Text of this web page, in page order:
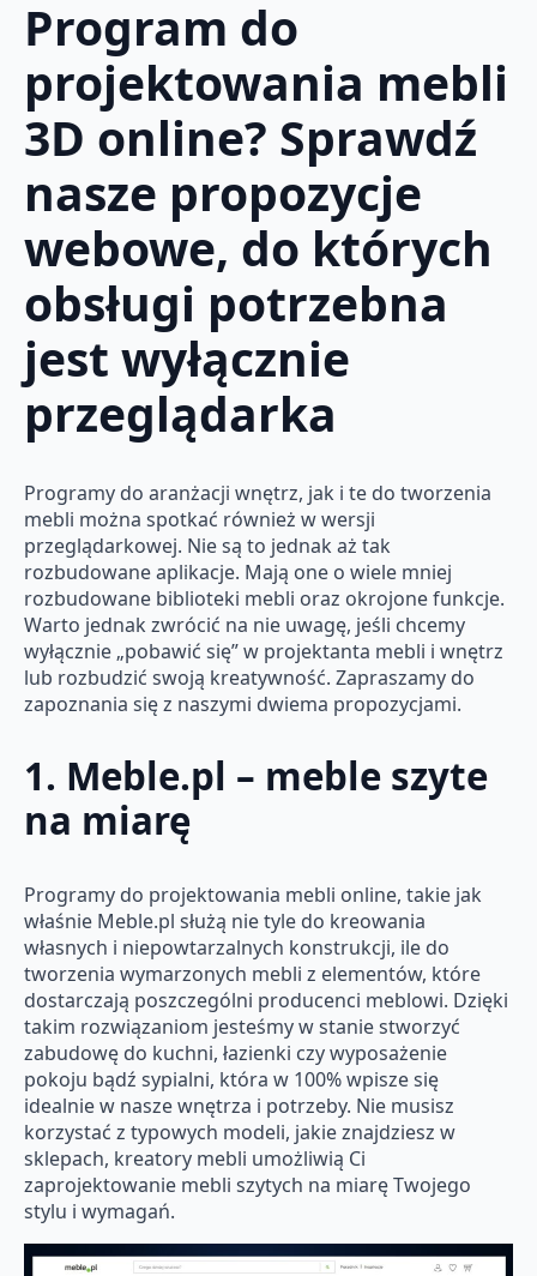
Program do
projektowania mebli
3D online? Sprawdź
nasze propozycje
webowe, do których
obsługi potrzebna
jest wyłącznie
przeglądarka
Programy do aranżacji wnętrz, jak i te do tworzenia
mebli można spotkać również w wersji
przeglądarkowej. Nie są to jednak aż tak
rozbudowane aplikacje. Mają one o wiele mniej
rozbudowane biblioteki mebli oraz okrojone funkcje.
Warto jednak zwrócić na nie uwagę, jeśli chcemy
wyłącznie „pobawić się” w projektanta mebli i wnętrz
lub rozbudzić swoją kreatywność. Zapraszamy do
zapoznania się z naszymi dwiema propozycjami.
1. Meble.pl – meble szyte
na miarę
Programy do projektowania mebli online, takie jak
właśnie Meble.pl służą nie tyle do kreowania
własnych i niepowtarzalnych konstrukcji, ile do
tworzenia wymarzonych mebli z elementów, które
dostarczają poszczególni producenci meblowi. Dzięki
takim rozwiązaniom jesteśmy w stanie stworzyć
zabudowę do kuchni, łazienki czy wyposażenie
pokoju bądź sypialni, która w 100% wpisze się
idealnie w nasze wnętrza i potrzeby. Nie musisz
korzystać z typowych modeli, jakie znajdziesz w
sklepach, kreatory mebli umożliwią Ci
zaprojektowanie mebli szytych na miarę Twojego
stylu i wymagań.